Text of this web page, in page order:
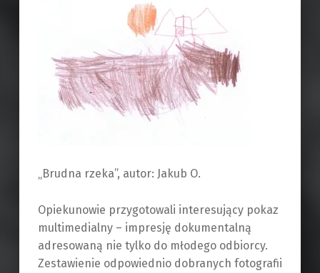
„Brudna rzeka”, autor: Jakub O.
Opiekunowie przygotowali interesujący pokaz
multimedialny – impresję dokumentalną
adresowaną nie tylko do młodego odbiorcy.
Zestawienie odpowiednio dobranych fotografii